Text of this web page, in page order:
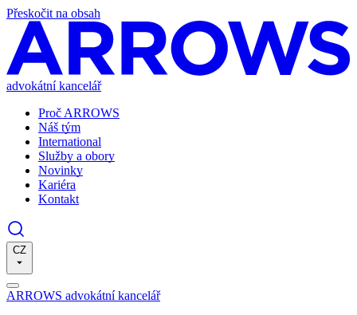
Přeskočit na obsah
advokátní kancelář
Proč ARROWS
Náš tým
International
Služby a obory
Novinky
Kariéra
Kontakt
CZ
ARROWS advokátní kancelář